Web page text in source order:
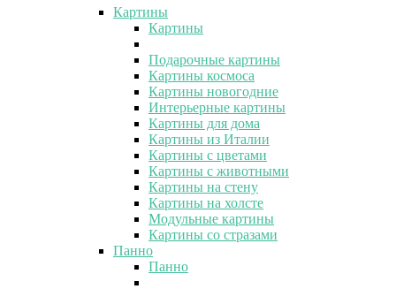
Картины
Картины
Подарочные картины
Картины космоса
Картины новогодние
Интерьерные картины
Картины для дома
Картины из Италии
Картины с цветами
Картины с животными
Картины на стену
Картины на холсте
Модульные картины
Картины со стразами
Панно
Панно